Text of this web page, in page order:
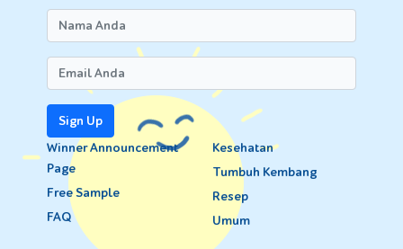
Sign Up
Winner Announcement
Page
Free Sample
FAQ
Kesehatan
Tumbuh Kembang
Resep
Umum